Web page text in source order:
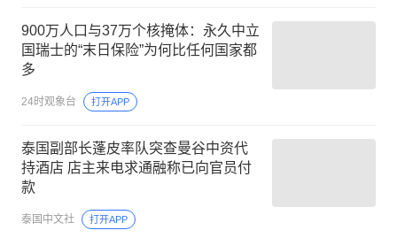
900万人口与37万个核掩体：永久中立
国瑞士的“末日保险”为何比任何国家都
多
24时观象台 打开APP
泰国副部长蓬皮率队突查曼谷中资代
持酒店 店主来电求通融称已向官员付
款
泰国中文社 打开APP